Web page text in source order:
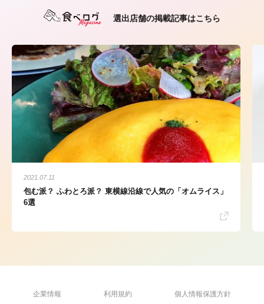
選出店舗の掲載記事はこちら
2021.07.11
包む派？ ふわとろ派？ 東横線沿線で人気の「オムライス」
6選
企業情報 利用規約 個人情報保護方針